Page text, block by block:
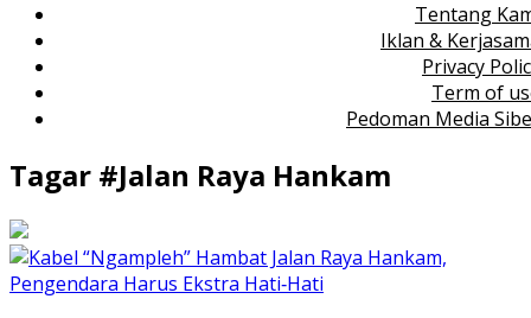
Tentang
Iklan &
Privacy
Term of
Pedoman Media
Tagar #Jalan Raya Hankam